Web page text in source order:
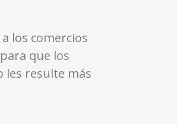
los comercios
que los
les resulte más